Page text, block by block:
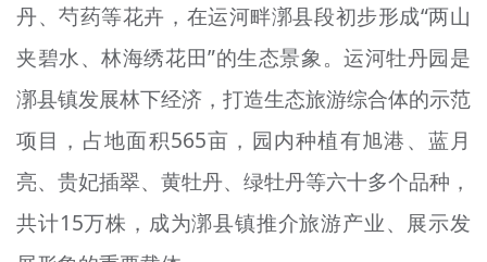
丹、芍药等花卉，在运河畔漷县段初步形成“两山
夹碧水、林海绣花田”的生态景象。运河牡丹园是
漷县镇发展林下经济，打造生态旅游综合体的示范
项目，占地面积565亩，园内种植有旭港、蓝月
亮、贵妃插翠、黄牡丹、绿牡丹等六十多个品种，
共计15万株，成为漷县镇推介旅游产业、展示发